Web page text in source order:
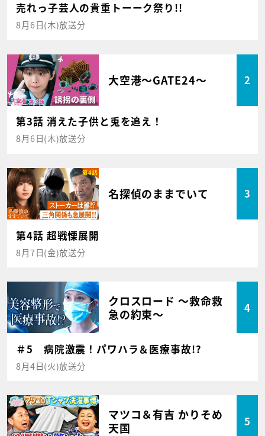
売れっ子芸人の貴重トーーク祭り!!
8月6日(木)放送分
大空港～GATE24～ 2
第3話 消えた子供と兎を追え！
8月6日(木)放送分
名探偵のままでいて 3
第4話 超戦慄展開
8月7日(金)放送分
クロスロード ～救命救
急の約束～
4
＃5 病院激震！パワハラ＆医療事故!?
8月4日(火)放送分
マツコ＆有吉 かりそめ
天国
5